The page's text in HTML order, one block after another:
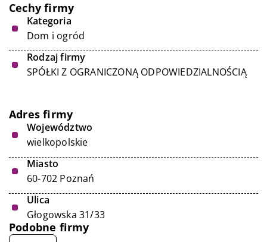
Cechy firmy
Kategoria
Dom i ogród
Rodzaj firmy
SPÓŁKI Z OGRANICZONĄ ODPOWIEDZIALNOŚCIĄ
Adres firmy
Województwo
wielkopolskie
Miasto
60-702 Poznań
Ulica
Głogowska 31/33
Podobne firmy